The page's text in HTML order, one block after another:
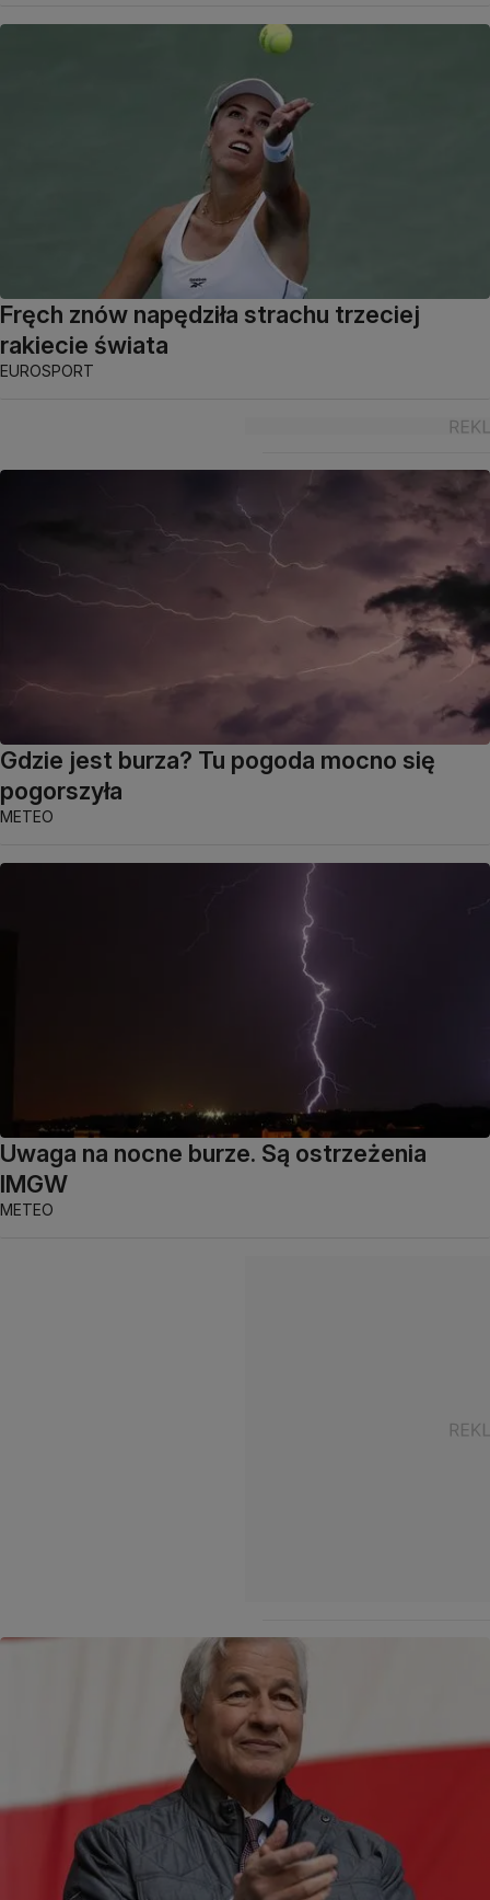
Fręch znów napędziła strachu trzeciej
rakiecie świata
EUROSPORT
Gdzie jest burza? Tu pogoda mocno się
pogorszyła
METEO
Uwaga na nocne burze. Są ostrzeżenia
IMGW
METEO